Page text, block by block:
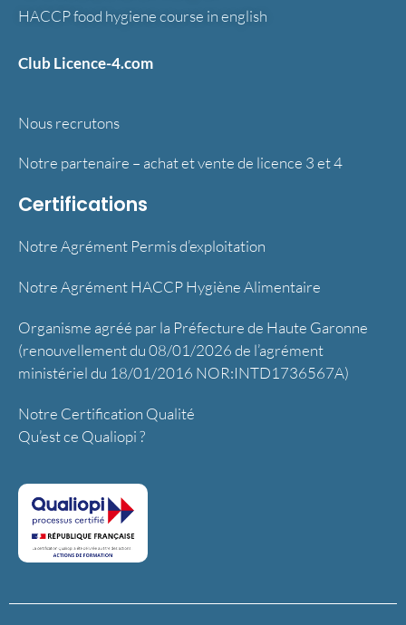
HACCP food hygiene course in english
Club Licence-4.com
Nous recrutons
Notre partenaire – achat et vente de licence 3 et 4
Certifications
Notre Agrément Permis d’exploitation
Notre Agrément HACCP Hygiène Alimentaire
Organisme agréé par la Préfecture de Haute Garonne
(renouvellement du 08/01/2026 de l’agrément
ministériel du 18/01/2016 NOR:INTD1736567A)
Notre Certification Qualité
Qu’est ce Qualiopi ?